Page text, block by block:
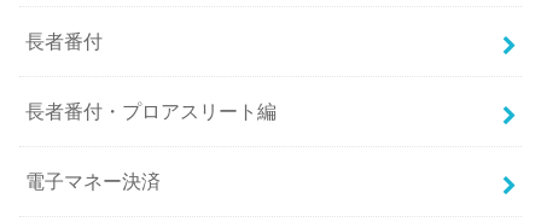
長者番付
長者番付・プロアスリート編
電子マネー決済